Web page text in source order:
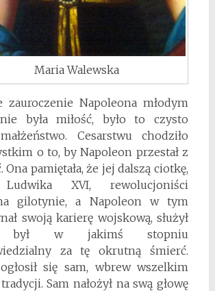
Maria Walewska
zauroczenie Napoleona młodym
była miłość, było to czysto
Cesarstwu chodziło
o to, by Napoleon przestał z
pamiętała, że jej dalszą ciotkę,
Ludwika XVI, rewolucjoniści
gilotynie, a Napoleon w tym
swoją karierę wojskową, służył
był w jakimś stopniu
za tę okrutną śmierć.
się sam, wbrew wszelkim
Sam nałożył na swą głowę